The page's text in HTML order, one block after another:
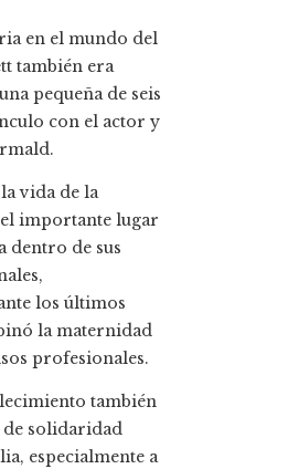
en el mundo del
también era
pequeña de seis
con el actor y
vida de la
importante lugar
dentro de sus
los últimos
la maternidad
profesionales.
también
de solidaridad
especialmente a